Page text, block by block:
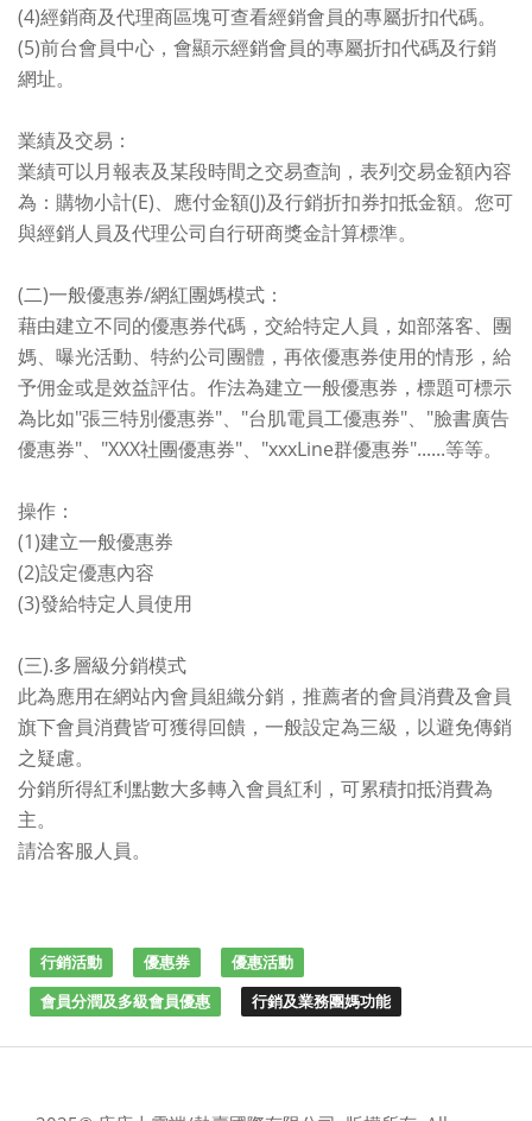
(4)經銷商及代理商區塊可查看經銷會員的專屬折扣代碼。
(5)前台會員中心，會顯示經銷會員的專屬折扣代碼及行銷
網址。
業績及交易：
業績可以月報表及某段時間之交易查詢，表列交易金額內容
為：購物小計(E)、應付金額(J)及行銷折扣券扣抵金額。您可
與經銷人員及代理公司自行研商獎金計算標準。
(二)一般優惠券/網紅團媽模式：
藉由建立不同的優惠券代碼，交給特定人員，如部落客、團
媽、曝光活動、特約公司團體，再依優惠券使用的情形，給
予佣金或是效益評估。作法為建立一般優惠券，標題可標示
為比如"張三特別優惠券"、"台肌電員工優惠券"、"臉書廣告
優惠券"、"XXX社團優惠券"、"xxxLine群優惠券"......等等。
操作：
(1)建立一般優惠券
(2)設定優惠內容
(3)發給特定人員使用
(三).多層級分銷模式
此為應用在網站內會員組織分銷，推薦者的會員消費及會員
旗下會員消費皆可獲得回饋，一般設定為三級，以避免傳銷
之疑慮。
分銷所得紅利點數大多轉入會員紅利，可累積扣抵消費為
主。
請洽客服人員。
行銷活動 優惠券 優惠活動
會員分潤及多級會員優惠 行銷及業務團媽功能